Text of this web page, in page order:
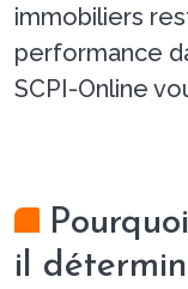
immobiliers
performance
SCPI-Online
il